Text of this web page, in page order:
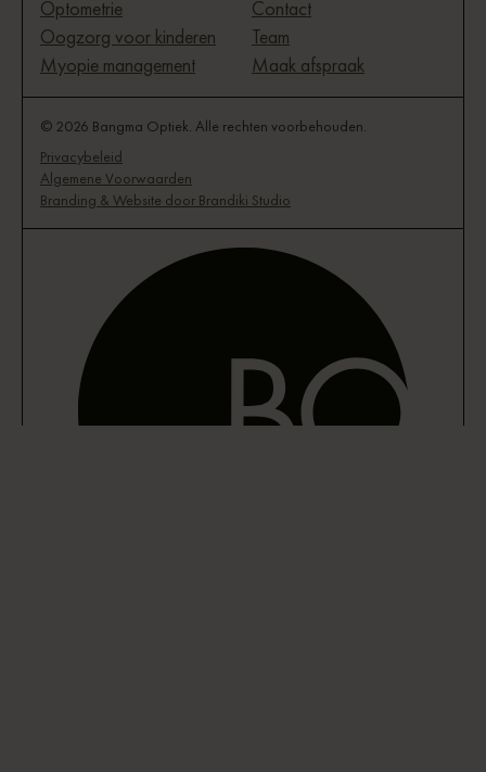
Optometrie
Oogzorg voor kinderen
Myopie management
Contact
Team
Maak afspraak
© 2026 Bangma Optiek. Alle rechten voorbehouden.
Privacybeleid
Algemene Voorwaarden
Branding & Website door Brandiki Studio